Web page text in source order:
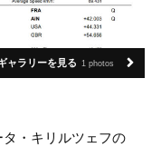
ャラリーを見る 1 photos
・キリルツェフの